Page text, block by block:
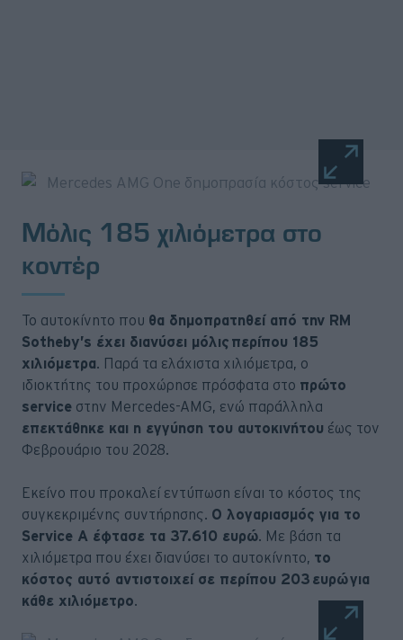
Μόλις 185 χιλιόμετρα στο
κοντέρ
Το αυτοκίνητο που θα δημοπρατηθεί από την RM
Sotheby’s έχει διανύσει μόλις περίπου 185
χιλιόμετρα. Παρά τα ελάχιστα χιλιόμετρα, ο
ιδιοκτήτης του προχώρησε πρόσφατα στο πρώτο
service στην Mercedes-AMG, ενώ παράλληλα
επεκτάθηκε και η εγγύηση του αυτοκινήτου έως τον
Φεβρουάριο του 2028.
Εκείνο που προκαλεί εντύπωση είναι το κόστος της
συγκεκριμένης συντήρησης. Ο λογαριασμός για το
Service A έφτασε τα 37.610 ευρώ. Με βάση τα
χιλιόμετρα που έχει διανύσει το αυτοκίνητο, το
κόστος αυτό αντιστοιχεί σε περίπου 203 ευρώ για
κάθε χιλιόμετρο.